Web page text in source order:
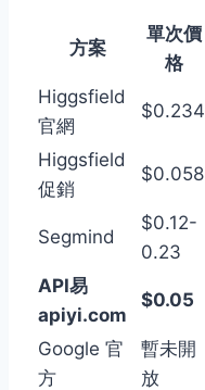
方案
單次價
格
Higgsfield
官網
$0.234
Higgsfield
促銷
$0.058
Segmind
$0.12-
0.23
API易
apiyi.com
$0.05
Google 官
方
暫未開
放